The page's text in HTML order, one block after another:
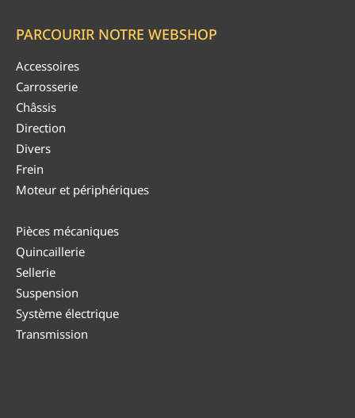
PARCOURIR NOTRE WEBSHOP
Accessoires
Carrosserie
Châssis
Direction
Divers
Frein
Moteur et périphériques
Pièces mécaniques
Quincaillerie
Sellerie
Suspension
Système électrique
Transmission